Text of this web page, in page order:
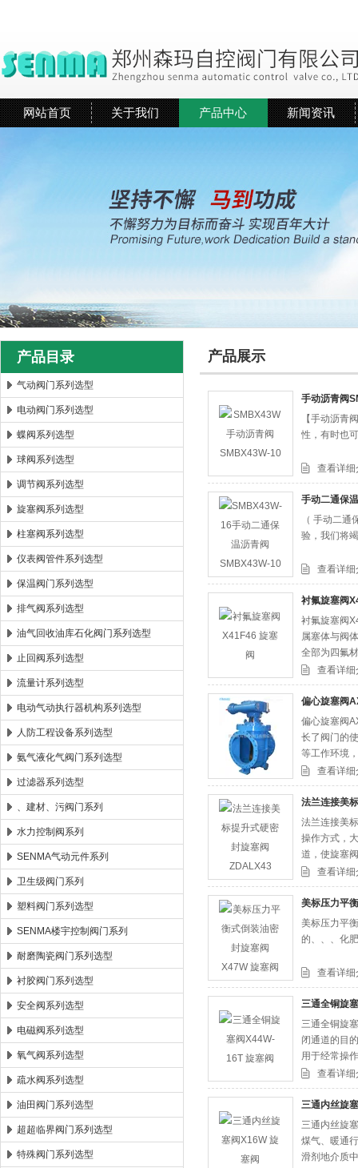
郑州森玛自控阀门有限公司
网站首页 关于我们 产品中心 新闻资讯
产品目录
气动阀门系列选型
电动阀门系列选型
蝶阀系列选型
球阀系列选型
调节阀系列选型
旋塞阀系列选型
柱塞阀系列选型
仪表阀管件系列选型
保温阀门系列选型
排气阀系列选型
油气回收油库石化阀门系列选型
止回阀系列选型
流量计系列选型
电动气动执行器机构系列选型
人防工程设备系列选型
氨气液化气阀门系列选型
过滤器系列选型
、建材、污阀门系列
水力控制阀系列
SENMA气动元件系列
卫生级阀门系列
塑料阀门系列选型
SENMA楼宇控制阀门系列
耐磨陶瓷阀门系列选型
衬胶阀门系列选型
安全阀系列选型
电磁阀系列选型
氧气阀系列选型
疏水阀系列选型
油田阀门系列选型
超超临界阀门系列选型
特殊阀门系列选型
产品展示
手动沥青阀
【手动沥青
性，有时也
查看详细
手动二通保
（ 手动二
验，我们将
查看详细
衬氟旋塞阀
衬氟旋塞阀
属塞体与阀
全部为四氟
查看详细
偏心旋塞阀
偏心旋塞阀
长了阀门的
等工作环境
查看详细
法兰连接美
法兰连接美
操作方式，
道，使旋塞
大大扩展了
查看详细
美标压力平
美标压力平
的、、、化
查看详细
三通全铜旋
三通全铜旋
闭通道的目
用于经常操
好，不受安
查看详细
三通内丝旋
三通内丝旋
煤气、暖通
滑剂地介质